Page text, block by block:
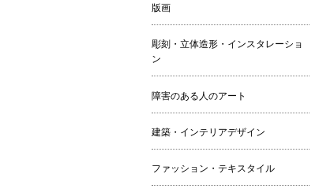
版画
彫刻・立体造形・インスタレーショ
ン
障害のある人のアート
建築・インテリアデザイン
ファッション・テキスタイル